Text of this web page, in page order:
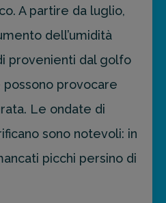
A partire da luglio,
dell’umidità
provenienti dal golfo
provocare
Le ondate di
sono notevoli: in
picchi persino di